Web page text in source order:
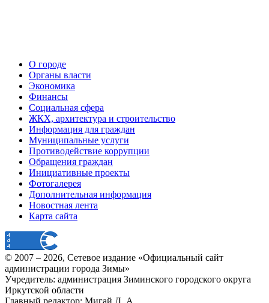
О городе
Органы власти
Экономика
Финансы
Социальная сфера
ЖКХ, архитектура и строительство
Информация для граждан
Муниципальные услуги
Противодействие коррупции
Обращения граждан
Инициативные проекты
Фотогалерея
Дополнительная информация
Новостная лента
Карта сайта
© 2007 – 2026, Сетевое издание «Официальный сайт
администрации города Зимы»
Учредитель: администрация Зиминского городского округа
Иркутской области
Главный редактор: Мигай Д. А.